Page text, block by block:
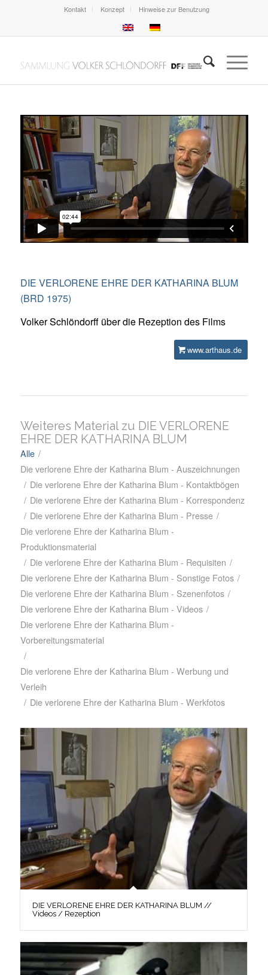
Kontakt Konzept Hinweise zur Benutzung
DIE VERLORENE EHRE DER KATHARINA BLUM
(BRD 1975)
Volker Schlöndorff über die Rezeption des Films
www.arthaus.de
Weiteres Material zu DIE VERLORENE
EHRE DER KATHARINA BLUM
Alle /
Die verlorene Ehre der Katharina Blum - Auszeichnungen
/ Die verlorene Ehre der Katharina Blum - Kontaktbögen
/ Die verlorene Ehre der Katharina Blum - Korrespondenz
/ Die verlorene Ehre der Katharina Blum - Presse /
Die verlorene Ehre der Katharina Blum -
Produktionsmaterial
/ Die verlorene Ehre der Katharina Blum - Requisiten /
Die verlorene Ehre der Katharina Blum - Sonstige Fotos /
Die verlorene Ehre der Katharina Blum - Szenenfotos /
Die verlorene Ehre der Katharina Blum - Videos /
Die verlorene Ehre der Katharina Blum -
Vorbereitungsmaterial
/
Die verlorene Ehre der Katharina Blum - Werbung und
Verleih
/ Die verlorene Ehre der Katharina Blum - Werkfotos
DIE VERLORENE EHRE DER KATHARINA BLUM //
Videos / Rezeption